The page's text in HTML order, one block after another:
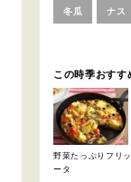
冬瓜 ナス
この時季おすす
野菜たっぷりフリ
ータ